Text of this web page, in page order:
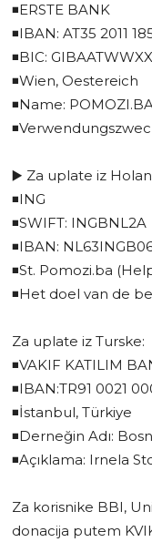
◾️ERSTE BANK
◾️IBAN: AT35 2011
◾️BIC:
◾️Wien, Oestereich
◾️Name:
▶️ Za uplate iz
◾️ING
◾️SWIFT: INGBNL2A
◾️IBAN:
◾️St. Pomozi.ba
◾️Het doel van de
Za uplate iz Turske:
◾️VAKIF KATILIM
◾️IBAN:TR91 0021
◾️İstanbul, Türkiye
◾️Derneğin Adı:
◾️Açıklama: Irnela
Za korisnike BBI,
donacija putem